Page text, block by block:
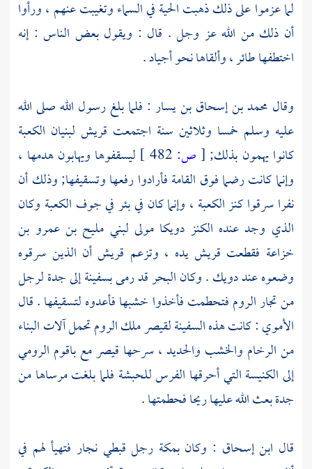
لما عزموا على ذلك ذهبت الحية في السماء وتغيبت عنهم ، ورأوا
أن ذلك من الله عز وجل . قال : ويقول بعض الناس : إنه
اختطفها طائر ، وألقاها نحو أجياد .
وقال محمد بن إسحاق بن يسار : فلما بلغ رسول الله صلى الله
عليه وسلم خمسا وثلاثين سنة اجتمعت قريش لبنيان الكعبة
كانوا يهمون بذلك; [ص:
ليسقفوها ويهابون هدمها ،
وإنما كانت رضما فوق القامة فأرادوا رفعها وتسقيفها; وذلك أن
نفرا سرقوا كنزالكعبة ، وإنما كان في بئر في جوف الكعبة وكان
الذي وجد عنده الكنز دويكا مولى لبني مليح بن عمرو بن
خزاعة فقطعت قريشيده ، وتزعم قريش أن الذين سرقوه
وضعوه عنددويك. وكان البحر قد رمى بسفينة إلىجدةلرجل
من تجارالرومفتحطمت فأخذوا خشبها فأعدوه لتسقيفها . قال
الأموي: كانت هذه السفينةلقيصرملكالرومتحمل آلات البناء
من الرخام والخشب والحديد ، سرحها قيصرمعباقوم الرومي
إلى الكنيسة التي أحرقها الفرسللحبشة فلما بلغت مرساها من
جدةبعث الله عليها ريحا فحطمتها .
قال ابن إسحاق : وكانبمكة رجل قبطي نجار فتهيأ لهم في